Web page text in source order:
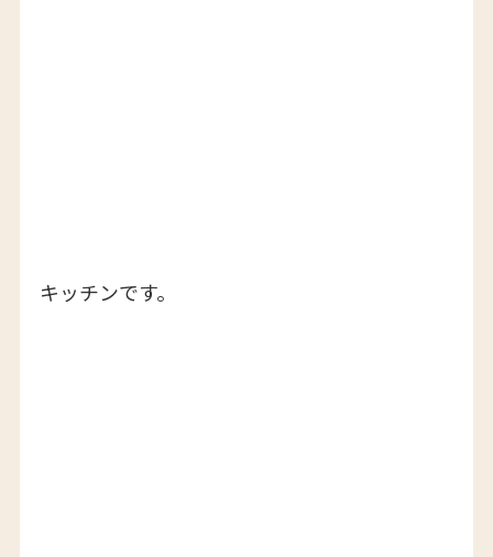
キッチンです。